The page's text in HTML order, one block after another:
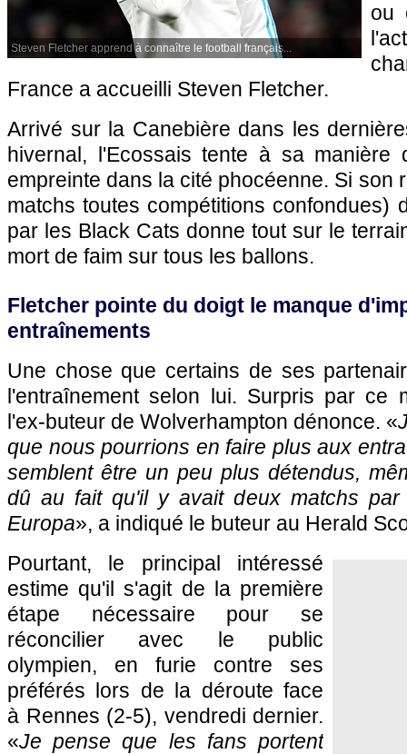
Steven Fletcher apprend à connaître le football français...
ou
France a accueilli Steven Fletcher.
Arrivé sur la Canebière dans les
hivernal, l'Ecossais tente à sa manière
empreinte dans la cité phocéenne. Si son
matchs toutes compétitions confondues)
par les Black Cats donne tout sur le
mort de faim sur tous les ballons.
Fletcher pointe du doigt le manque
entraînements
Une chose que certains de ses
l'entraînement selon lui. Surpris par ce
l'ex-buteur de Wolverhampton dénonce. «
que nous pourrions en faire plus aux
semblent être un peu plus détendus,
dû au fait qu'il y avait deux matchs
Europa», a indiqué le buteur au Herald
Pourtant, le principal intéressé
estime qu'il s'agit de la première
étape nécessaire pour se
réconcilier avec le public
olympien, en furie contre ses
préférés lors de la déroute face
à Rennes (2-5), vendredi dernier.
«Je pense que les fans portent